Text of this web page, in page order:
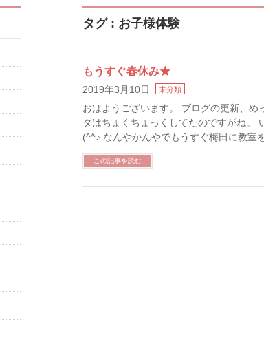
タグ : お子様体験
もうすぐ春休み★
2019年3月10日 未分類
おはようございます。 ブログの更新、
タはちょくちょっくしてたのですがね。
(^^♪ なんやかんやでもうすぐ梅田に教室
この記事を読む